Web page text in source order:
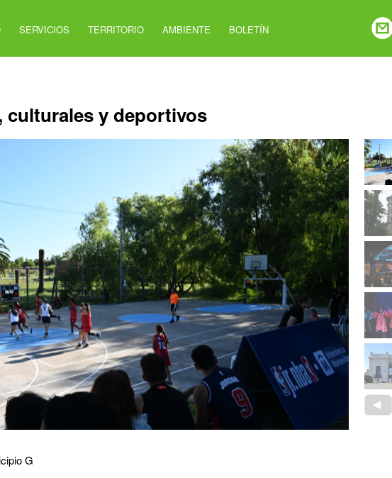
SERVICIOS TERRITORIO AMBIENTE BOLETÍN
culturales y deportivos
G